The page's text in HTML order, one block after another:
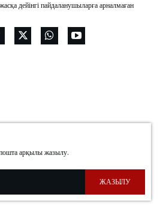
дейінгі пайдаланушыларға арналмаған
арқылы жазылу.
ЖАЗЫЛУ